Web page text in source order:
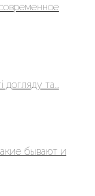
та...
бывают и